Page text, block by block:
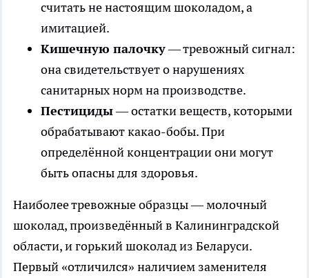
считать не настоящим шоколадом, а
имитацией.
Кишечную палочку— тревожный сигнал:
она свидетельствует о нарушениях
санитарных норм на производстве.
Пестициды— остатки веществ, которыми
обрабатывают какао-бобы. При
определённой концентрации они могут
быть опасны для здоровья.
Наиболее тревожные образцы — молочный
шоколад, произведённый в Калининградской
области, и горький шоколад из Беларуси.
Первый «отличился» наличием заменителя